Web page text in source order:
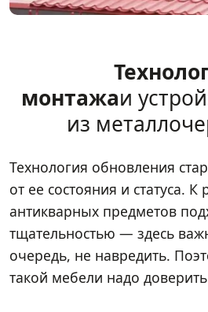
монтажаи
из
Технология обновления
от ее состояния и статуса. К
антикварных предметов
тщательностью — здесь
очередь, не навредить.
такой мебели надо